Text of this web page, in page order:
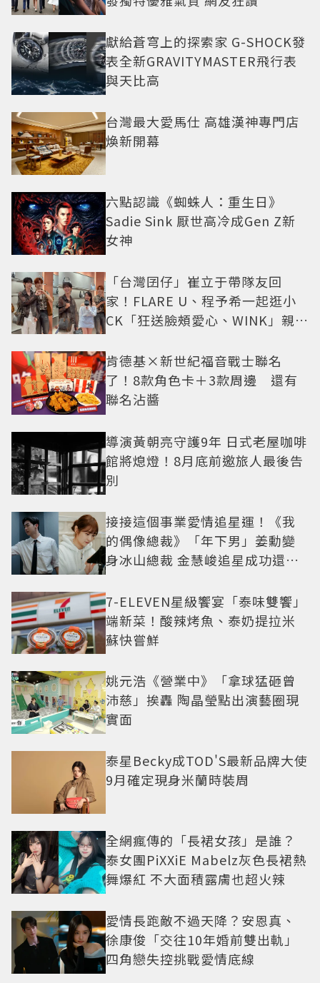
獻給蒼穹上的探索家 G-SHOCK發
表全新GRAVITYMASTER飛行表
與天比高
台灣最大愛馬仕 高雄漢神專門店
煥新開幕
六點認識《蜘蛛人：重生日》
Sadie Sink 厭世高冷成Gen Z新
女神
「台灣囝仔」崔立于帶隊友回
家！FLARE U、程予希一起逛小
CK「狂送臉頰愛心、WINK」親曝
肯德基×新世紀福音戰士聯名
了！8款角色卡＋3款周邊 還有
聯名沾醬
導演黃朝亮守護9年 日式老屋咖啡
館將熄燈！8月底前邀旅人最後告
別
接接這個事業愛情追星運！《我
的偶像總裁》「年下男」姜勳變
身冰山總裁 金慧峻追星成功還偶
7-ELEVEN星級饗宴「泰味雙饗」
端新菜！酸辣烤魚、泰奶提拉米
蘇快嘗鮮
姚元浩《營業中》「拿球猛砸曾
沛慈」挨轟 陶晶瑩點出演藝圈現
實面
泰星Becky成TOD'S最新品牌大使
9月確定現身米蘭時裝周
全網瘋傳的「長裙女孩」是誰？
泰女團PiXXiE Mabelz灰色長裙熱
舞爆紅 不大面積露膚也超火辣
愛情長跑敵不過天降？安恩真、
徐康俊「交往10年婚前雙出軌」
四角戀失控挑戰愛情底線